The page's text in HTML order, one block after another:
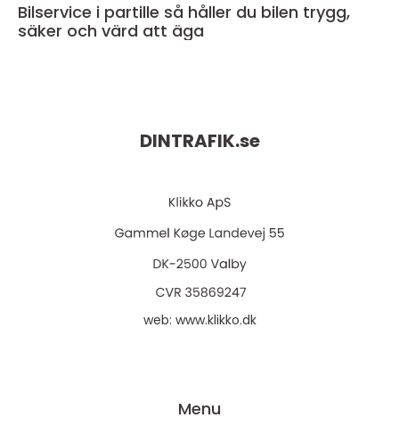
Bilservice i partille så håller du bilen trygg,
säker och värd att äga
DINTRAFIK.se
web: www.klikko.dk
Menu